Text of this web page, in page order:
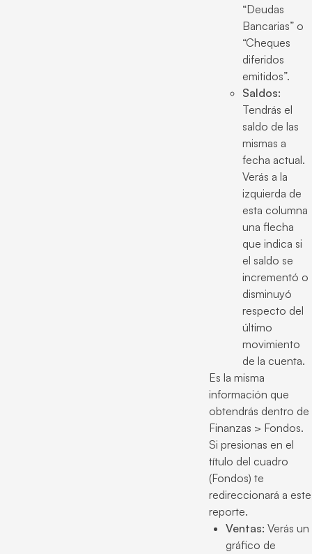
“Deudas
Bancarias” o
“Cheques
diferidos
emitidos”.
Saldos:
Tendrás el
saldo de las
mismas a
fecha actual.
Verás a la
izquierda de
esta columna
una flecha
que indica si
el saldo se
incrementó o
disminuyó
respecto del
último
movimiento
de la cuenta.
Es la misma
información que
obtendrás dentro de
Finanzas > Fondos.
Si presionas en el
título del cuadro
(Fondos) te
redireccionará a este
reporte.
Ventas: Verás un
gráfico de